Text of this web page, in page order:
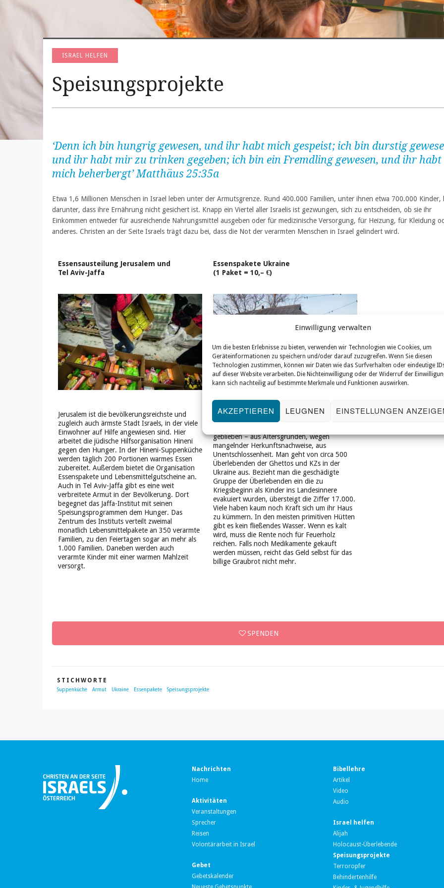
Einwilligung verwalten
Um die besten Erlebnisse zu bieten, verwenden wir Technologien wie Cookies, um
Geräteinformationen zu speichern und/oder darauf zuzugreifen. Wenn Sie diesen
Technologien zustimmen, können wir Daten wie das Surfverhalten oder eindeutige
auf dieser Website verarbeiten. Die Nichteinwilligung oder der Widerruf der
kann sich nachteilig auf bestimmte Merkmale und Funktionen auswirken.
AKZEPTIEREN LEUGNEN EINSTELLUNGEN
ISRAEL HELFEN
Speisungsprojekte
‘Denn ich bin hungrig gewesen, und ihr habt mich gespeist; ich bin durstig
und ihr habt mir zu trinken gegeben; ich bin ein Fremdling gewesen, und ihr habt
mich beherbergt’Matthäus 25:35a
Etwa 1,6 Millionen Menschen in Israel leben unter der Armutsgrenze. Rund 400.000 Familien, unter ihnen etwa 700.000 Kinder,
darunter, dass ihre Ernährung nicht gesichert ist. Knapp ein Viertel aller Israelis ist gezwungen, sich zu entscheiden, ob sie ihr
Einkommen entweder für ausreichende Nahrungsmittel ausgeben oder für medizinische Versorgung, für Heizung, für Kleidung
anderes. Christen an der Seite Israels trägt dazu bei, dass die Not der verarmten Menschen in Israel gelindert wird.
Essensausteilung Jerusalem und
Tel Aviv-Jaffa
Essenspakete Ukraine
(1 Paket = 10,– €)
Jerusalem ist die bevölkerungsreichste und
zugleich auch ärmste Stadt Israels, in der viele
Einwohner auf Hilfe angewiesen sind. Hier
arbeitet die jüdische Hilfsorganisation Hineni
gegen den Hunger. In der Hineni-Suppenküche
werden täglich 200 Portionen warmes Essen
zubereitet. Außerdem bietet die Organisation
Essenspakete und Lebensmittelgutscheine an.
Auch in Tel Aviv-Jaffa gibt es eine weit
verbreitete Armut in der Bevölkerung. Dort
begegnet das Jaffa-Institut mit seinen
Speisungsprogrammen dem Hunger. Das
Zentrum des Instituts verteilt zweimal
monatlich Lebensmittelpakete an 350 verarmte
Familien, zu den Feiertagen sogar an mehr als
1.000 Familien. Daneben werden auch
verarmte Kinder mit einer warmen Mahlzeit
versorgt.
Viele ukrainische Juden sind seit Öffnung der
geblieben – aus Altersgründen, wegen
mangelnder Herkunftsnachweise, aus
Unentschlossenheit. Man geht von circa 500
Überlebenden der Ghettos und KZs in der
Ukraine aus. Bezieht man die geschädigte
Gruppe der Überlebenden ein die zu
Kriegsbeginn als Kinder ins Landesinnere
evakuiert wurden, übersteigt die Ziffer 17.000.
Viele haben kaum noch Kraft sich um ihr Haus
zu kümmern. In den meisten primitiven Hütten
gibt es kein fließendes Wasser. Wenn es kalt
wird, muss die Rente noch für Feuerholz
reichen. Falls noch Medikamente gekauft
werden müssen, reicht das Geld selbst für das
billige Graubrot nicht mehr.
SPENDEN
STICHWORTE
Suppenküche Armut Ukraine Essenpakete Speisungsprojekte
Nachrichten
Home
Aktivitäten
Veranstaltungen
Sprecher
Reisen
Volontärarbeit in Israel
Gebet
Gebetskalender
Bibellehre
Artikel
Video
Audio
Israel helfen
Alijah
Holocaust-Überlebende
Speisungsprojekte
Terroropfer
Behindertenhilfe